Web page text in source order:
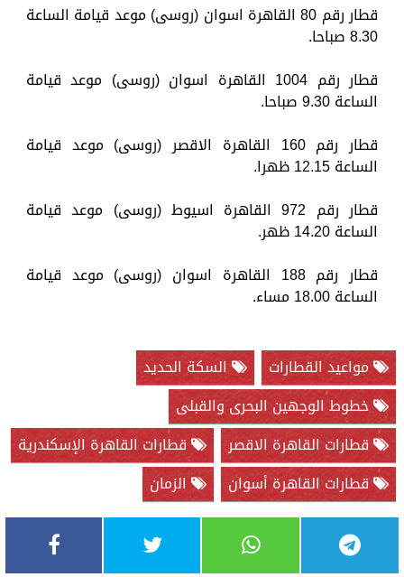
قطار رقم 80 القاهرة اسوان (روسى) موعد قيامة الساعة
8.30 صباحا.
قطار رقم 1004 القاهرة اسوان (روسى) موعد قيامة
الساعة 9.30 صباحا.
قطار رقم 160 القاهرة الاقصر (روسى) موعد قيامة
الساعة 12.15 ظهرا.
قطار رقم 972 القاهرة اسيوط (روسى) موعد قيامة
الساعة 14.20 ظهر.
قطار رقم 188 القاهرة اسوان (روسى) موعد قيامة
الساعة 18.00 مساء.
مواعيد القطارات
السكة الحديد
خطوط الوجهين البحرى والقبلى
قطارات القاهرة الاقصر
قطارات القاهرة الإسكندرية
قطارات القاهرة أسوان
الزمان